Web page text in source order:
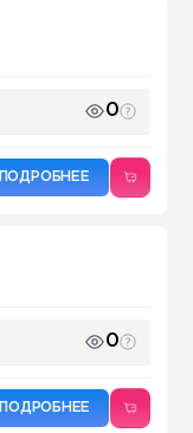
0
ПОДРОБНЕЕ
0
ПОДРОБНЕЕ